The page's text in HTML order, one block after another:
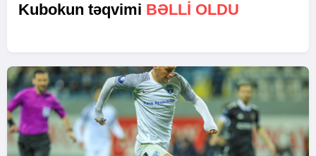
Kubokun təqvimi BƏLLI OLDU